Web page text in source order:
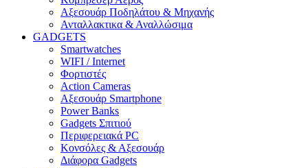
Αξεσουάρ Ποδηλάτου & Μηχανής
Ανταλλακτικα & Αναλλώσιμα
GADGETS
Smartwatches
WIFI / Internet
Φορτιστές
Action Cameras
Αξεσουάρ Smartphone
Power Banks
Gadgets Σπιτιού
Περιφερειακά PC
Κονσόλες & Αξεσουάρ
Διάφορα Gadgets